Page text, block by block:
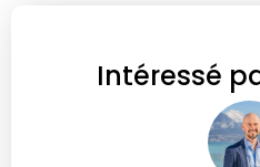
Intéressé